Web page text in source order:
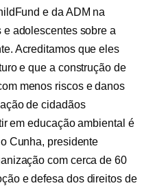
e da ADM na
adolescentes sobre a
Acreditamos que eles
e que a construção de
menos riscos e danos
de cidadãos
em educação ambiental é
Cunha, presidente
com cerca de 60
e defesa dos direitos de